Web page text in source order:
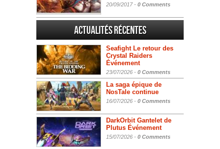
20/09/2017 - 0 Comments
Actualités Récentes
Seafight Le retour des
Crystal Raiders
Événement
23/07/2026 - 0 Comments
La saga épique de
NosTale continue
16/07/2026 - 0 Comments
DarkOrbit Gantelet de
Plutus Événement
15/07/2026 - 0 Comments